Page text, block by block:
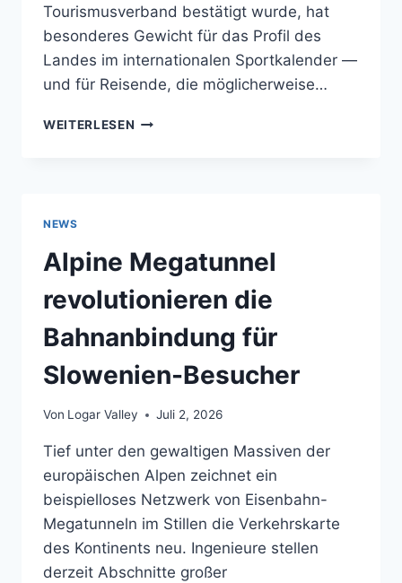
Tourismusverband bestätigt wurde, hat
besonderes Gewicht für das Profil des
Landes im internationalen Sportkalender —
und für Reisende, die möglicherweise…
WEITERLESEN SLOWENIEN
US —
W
ESUCHER W
ISSEN M
ÜSSEN
NEWS
Alpine Megatunnel
revolutionieren die
Bahnanbindung für
Slowenien-Besucher
Von Logar Valley Juli 2, 2026
Tief unter den gewaltigen Massiven der
europäischen Alpen zeichnet ein
beispielloses Netzwerk von Eisenbahn-
Megatunneln im Stillen die Verkehrskarte
des Kontinents neu. Ingenieure stellen
derzeit Abschnitte großer